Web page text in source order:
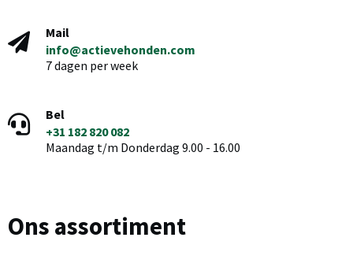
Mail
info@actievehonden.com
7 dagen per week
Bel
+31 182 820 082
Maandag t/m Donderdag 9.00 - 16.00
Ons assortiment